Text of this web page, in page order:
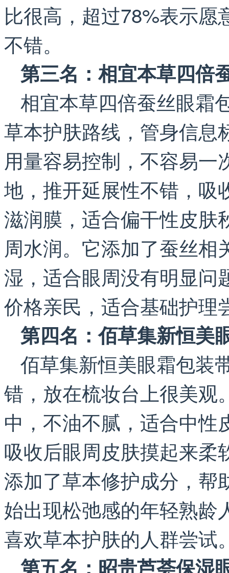
比很高，超过78%表示
不错。
第三名：相宜本草四倍
相宜本草四倍蚕丝眼霜
草本护肤路线，管身信息
用量容易控制，不容易
地，推开延展性不错，吸
滋润膜，适合偏干性皮肤
周水润。它添加了蚕丝
湿，适合眼周没有明显问
价格亲民，适合基础护理
第四名：佰草集新恒美
佰草集新恒美眼霜包装
错，放在梳妆台上很美观
中，不油不腻，适合中性
吸收后眼周皮肤摸起来柔
添加了草本修护成分，帮
始出现松弛感的年轻熟龄
喜欢草本护肤的人群尝试
第五名：昭贵芦荟保湿